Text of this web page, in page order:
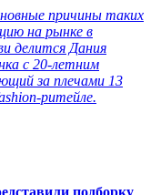
причины таких
на рынке в
делится Дания
с 20-летним
за плечами 13
ритейле.
подборку